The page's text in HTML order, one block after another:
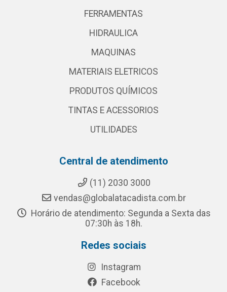
FERRAMENTAS
HIDRAULICA
MAQUINAS
MATERIAIS ELETRICOS
PRODUTOS QUÍMICOS
TINTAS E ACESSORIOS
UTILIDADES
Central de atendimento
(11) 2030 3000
vendas@globalatacadista.com.br
Horário de atendimento: Segunda a Sexta das
07:30h às 18h.
Redes sociais
Instagram
Facebook